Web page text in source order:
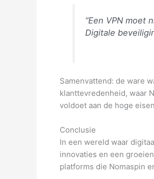
“Een VPN moet
Digitale
Samenvattend: de ware
klanttevredenheid, waar
voldoet aan de hoge
Conclusie
In een wereld waar
innovaties en een
platforms die Nomaspin